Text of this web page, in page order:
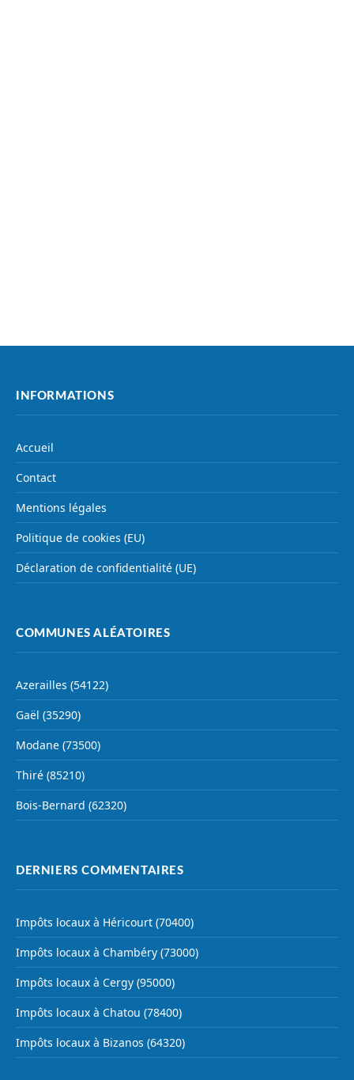
INFORMATIONS
Accueil
Contact
Mentions légales
Politique de cookies (EU)
Déclaration de confidentialité (UE)
COMMUNES ALÉATOIRES
Azerailles (54122)
Gaël (35290)
Modane (73500)
Thiré (85210)
Bois-Bernard (62320)
DERNIERS COMMENTAIRES
Impôts locaux à Héricourt (70400)
Impôts locaux à Chambéry (73000)
Impôts locaux à Cergy (95000)
Impôts locaux à Chatou (78400)
Impôts locaux à Bizanos (64320)